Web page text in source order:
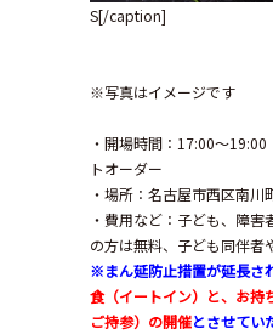
S[/caption]
※写真はイメージです
・開場時間：17:00〜
トオーダー
・場所：名古屋市西区南
・費用など：子ども、障
の方は無料、子ども同伴者
※まん延防止措置が延長さ
食（イートイン）と、お持
ご持参）の開催とさせてい